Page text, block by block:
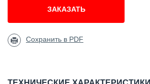
ЗАКАЗАТЬ
Сохранить в PDF